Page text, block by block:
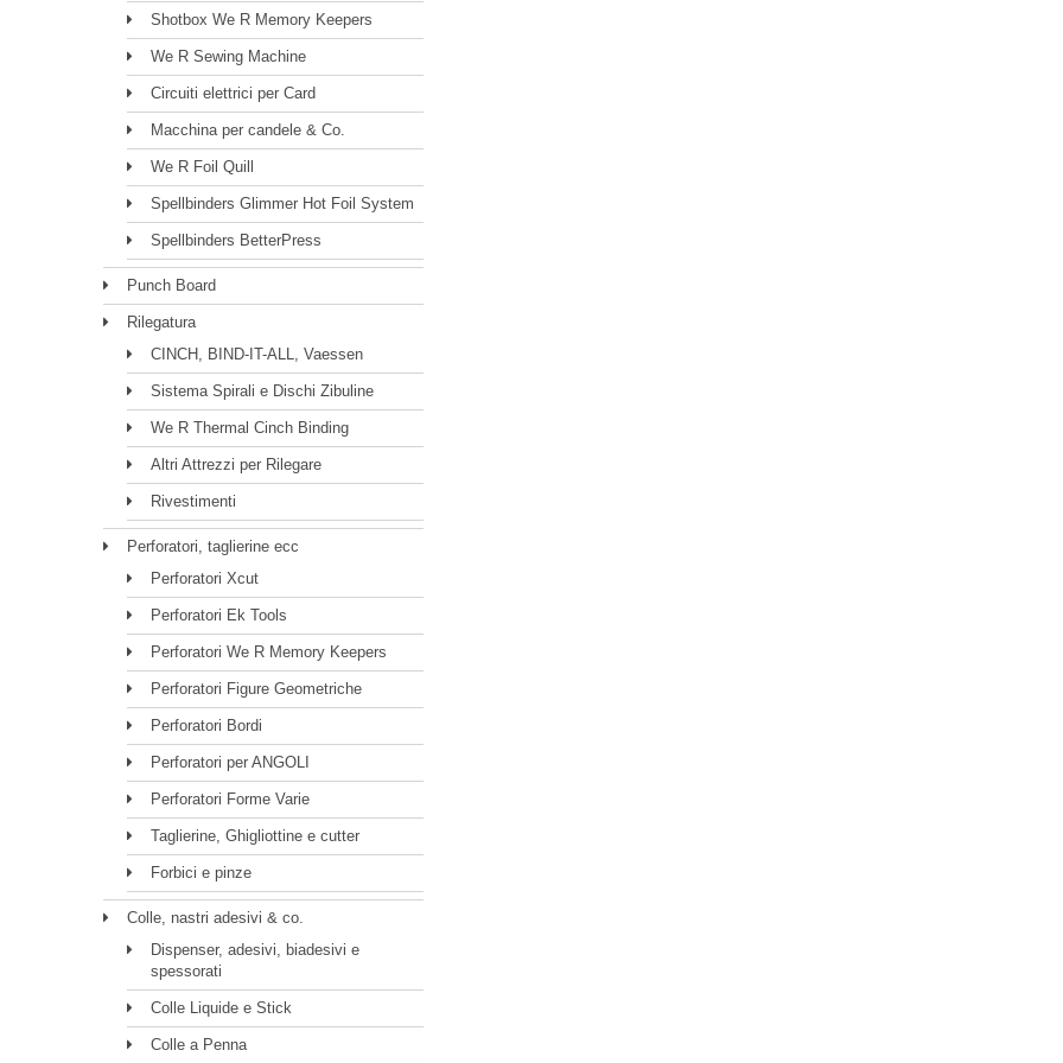
Shotbox We R Memory Keepers
We R Sewing Machine
Circuiti elettrici per Card
Macchina per candele & Co.
We R Foil Quill
Spellbinders Glimmer Hot Foil System
Spellbinders BetterPress
Punch Board
Rilegatura
CINCH, BIND-IT-ALL, Vaessen
Sistema Spirali e Dischi Zibuline
We R Thermal Cinch Binding
Altri Attrezzi per Rilegare
Rivestimenti
Perforatori, taglierine ecc
Perforatori Xcut
Perforatori Ek Tools
Perforatori We R Memory Keepers
Perforatori Figure Geometriche
Perforatori Bordi
Perforatori per ANGOLI
Perforatori Forme Varie
Taglierine, Ghigliottine e cutter
Forbici e pinze
Colle, nastri adesivi & co.
Dispenser, adesivi, biadesivi e
spessorati
Colle Liquide e Stick
Colle a Penna